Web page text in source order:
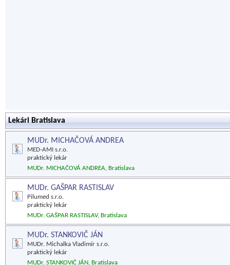
Lekári Bratislava
MUDr. MICHAČOVÁ ANDREA
MED-AMI s.r.o.
praktický lekár
MUDr. MICHAČOVÁ ANDREA, Bratislava
MUDr. GAŠPAR RASTISLAV
Pilumed s.r.o.
praktický lekár
MUDr. GAŠPAR RASTISLAV, Bratislava
MUDr. STANKOVIČ JÁN
MUDr. Michalka Vladimír s.r.o.
praktický lekár
MUDr. STANKOVIČ JÁN, Bratislava